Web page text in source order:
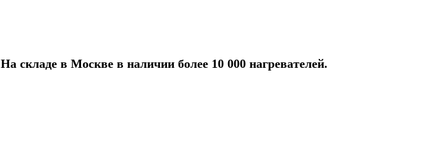
На складе в Москве в наличии более 10 000 нагревателей.